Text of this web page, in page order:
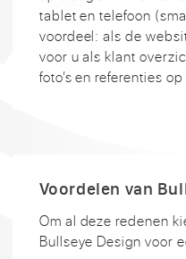
tablet en telefoon
voordeel: als de
voor u als klant
foto’s en referenties
Voordelen van
Om al deze redenen
Bullseye Design voor